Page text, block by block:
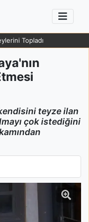
Topladı
teyze ilan
çok istediğini
Teyze İlan Etmesi